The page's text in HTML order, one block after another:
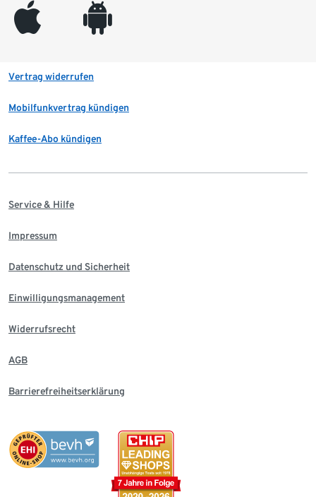
appleinc android
Vertrag widerrufen
Mobilfunkvertrag kündigen
Kaffee-Abo kündigen
Service & Hilfe
Impressum
Datenschutz und Sicherheit
Einwilligungsmanagement
Widerrufsrecht
AGB
Barrierefreiheitserklärung